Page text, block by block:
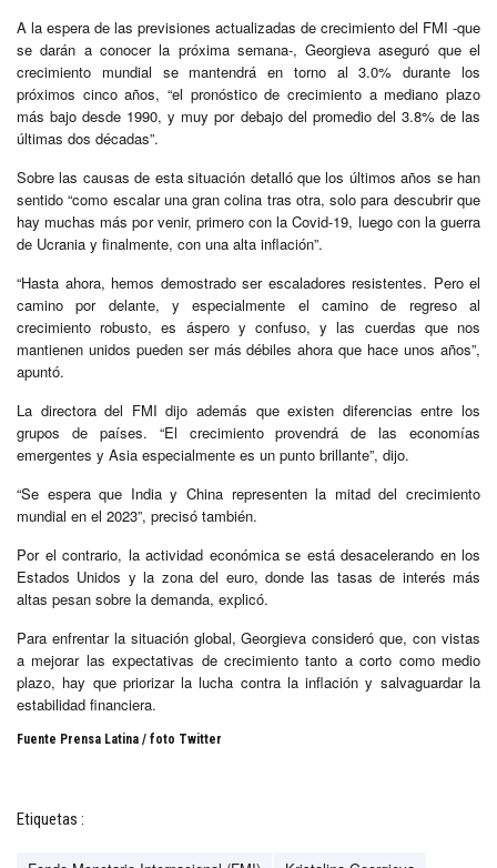
A la espera de las previsiones actualizadas de crecimiento del FMI -que
se darán a conocer la próxima semana-, Georgieva aseguró que el
crecimiento mundial se mantendrá en torno al 3.0% durante los
próximos cinco años, “el pronóstico de crecimiento a mediano plazo
más bajo desde 1990, y muy por debajo del promedio del 3.8% de las
últimas dos décadas”.
Sobre las causas de esta situación detalló que los últimos años se han
sentido “como escalar una gran colina tras otra, solo para descubrir que
hay muchas más por venir, primero con la Covid-19, luego con la guerra
de Ucrania y finalmente, con una alta inflación”.
“Hasta ahora, hemos demostrado ser escaladores resistentes. Pero el
camino por delante, y especialmente el camino de regreso al
crecimiento robusto, es áspero y confuso, y las cuerdas que nos
mantienen unidos pueden ser más débiles ahora que hace unos años”,
apuntó.
La directora del FMI dijo además que existen diferencias entre los
grupos de países. “El crecimiento provendrá de las economías
emergentes y Asia especialmente es un punto brillante”, dijo.
“Se espera que India y China representen la mitad del crecimiento
mundial en el 2023”, precisó también.
Por el contrario, la actividad económica se está desacelerando en los
Estados Unidos y la zona del euro, donde las tasas de interés más
altas pesan sobre la demanda, explicó.
Para enfrentar la situación global, Georgieva consideró que, con vistas
a mejorar las expectativas de crecimiento tanto a corto como medio
plazo, hay que priorizar la lucha contra la inflación y salvaguardar la
estabilidad financiera.
Fuente Prensa Latina / foto Twitter
Etiquetas :